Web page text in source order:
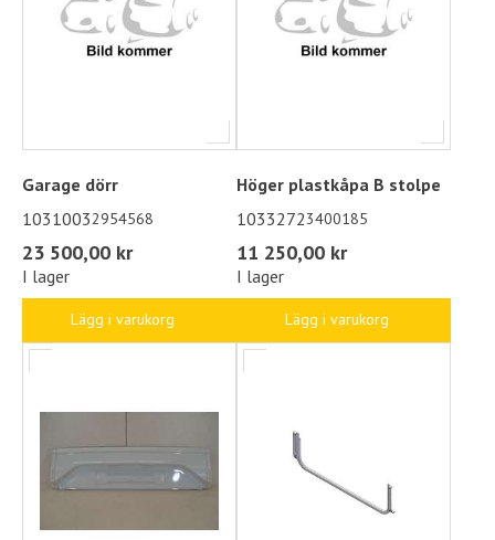
Garage dörr
10310032954568
23 500,00 kr
I lager
Lägg i varukorg
Höger plastkåpa B stolpe
10332723400185
11 250,00 kr
I lager
Lägg i varukorg